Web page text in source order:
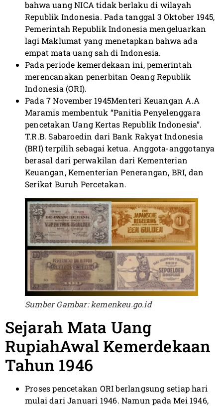
bahwa uang NICA tidak berlaku di wilayah
Republik Indonesia. Pada tanggal 3 Oktober 1945,
Pemerintah Republik Indonesia mengeluarkan
lagi Maklumat yang menetapkan bahwa ada
empat mata uang sah di Indonesia.
Pada periode kemerdekaan ini, pemerintah
merencanakan penerbitan Oeang Republik
Indonesia (ORI).
Pada 7 November 1945Menteri Keuangan A.A
Maramis membentuk “Panitia Penyelenggara
pencetakan Uang Kertas Republik Indonesia”.
T.R.B. Sabaroedin dari Bank Rakyat Indonesia
(BRI) terpilih sebagai ketua. Anggota-anggotanya
berasal dari perwakilan dari Kementerian
Keuangan, Kementerian Penerangan, BRI, dan
Serikat Buruh Percetakan.
Sumber Gambar: kemenkeu.go.id
Sejarah Mata Uang
RupiahAwal Kemerdekaan
Tahun 1946
Proses pencetakan ORI berlangsung setiap hari
mulai dari Januari 1946. Namun pada Mei 1946,